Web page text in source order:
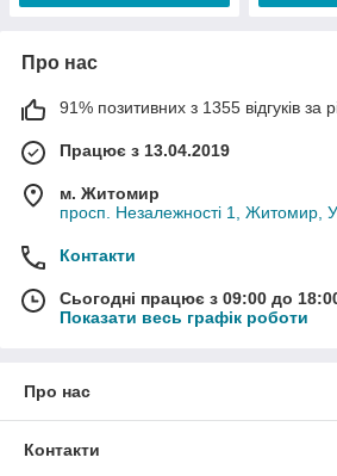
Про нас
91% позитивних з 1355 відгуків за
Працює з 13.04.2019
м. Житомир
просп. Незалежності 1, Житомир,
Контакти
Сьогодні працює з 09:00 до
Показати весь графік роботи
Про нас
Контакти